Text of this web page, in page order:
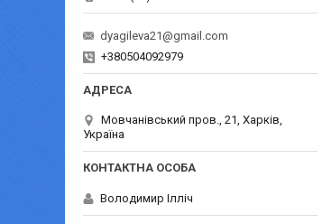
dyagileva21@gmail.com
+380504092979
Мовчанівський пров., 21, Харків,
Україна
Володимир Ілліч